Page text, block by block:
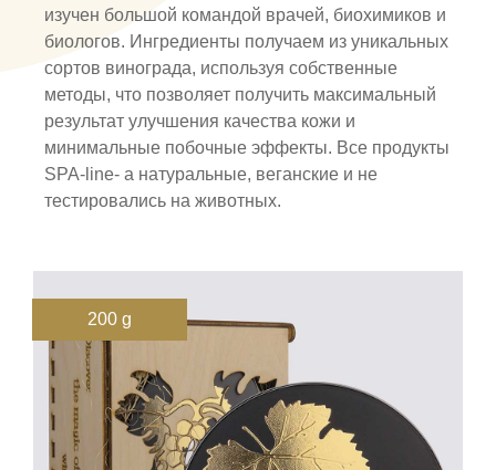
изучен большой командой врачей, биохимиков и
биологов. Ингредиенты получаем из уникальных
сортов винограда, используя собственные
методы, что позволяет получить максимальный
результат улучшения качества кожи и
минимальные побочные эффекты. Все продукты
SPA-line- а натуральные, веганские и не
тестировались на животных.
200 g